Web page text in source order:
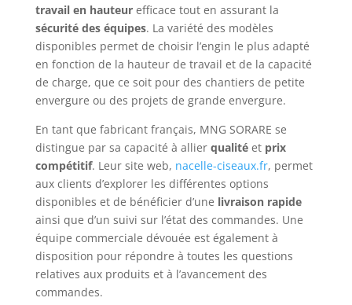
travail en hauteurefficace tout en assurant la
sécurité des équipes. La variété des modèles
disponibles permet de choisir l’engin le plus adapté
en fonction de la hauteur de travail et de la capacité
de charge, que ce soit pour des chantiers de petite
envergure ou des projets de grande envergure.
En tant que fabricant français, MNG SORARE se
distingue par sa capacité à allier qualitéet prix
compétitif. Leur site web, nacelle-ciseaux.fr, permet
aux clients d’explorer les différentes options
disponibles et de bénéficier d’une livraison rapide
ainsi que d’un suivi sur l’état des commandes. Une
équipe commerciale dévouée est également à
disposition pour répondre à toutes les questions
relatives aux produits et à l’avancement des
commandes.